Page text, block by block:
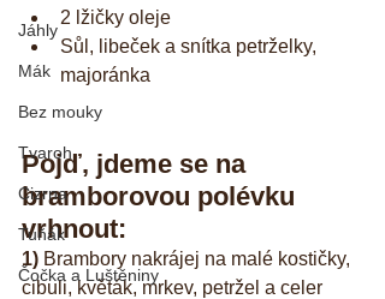
Jáhly
Mák
Bez mouky
Tvaroh
Cizrna
Tuňák
Čočka a Luštěniny
2 lžičky oleje
Sůl, libeček a snítka petrželky,
majoránka
Pojď, jdeme se na
bramborovou polévku
vrhnout:
1) Brambory nakrájej na malé kostičky,
cibuli, květák, mrkev, petržel a celer